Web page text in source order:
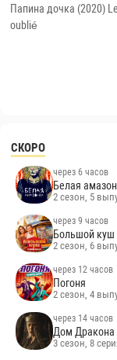
Папина дочка (2020)
oublié
СКОРО
через 6 часов
Белая
2 сезон, 5
через 9 часов
Большой куш
2 сезон, 6
через 12 часов
Погоня
2 сезон, 4
через 14 часов
Дом Дракона
3 сезон, 8